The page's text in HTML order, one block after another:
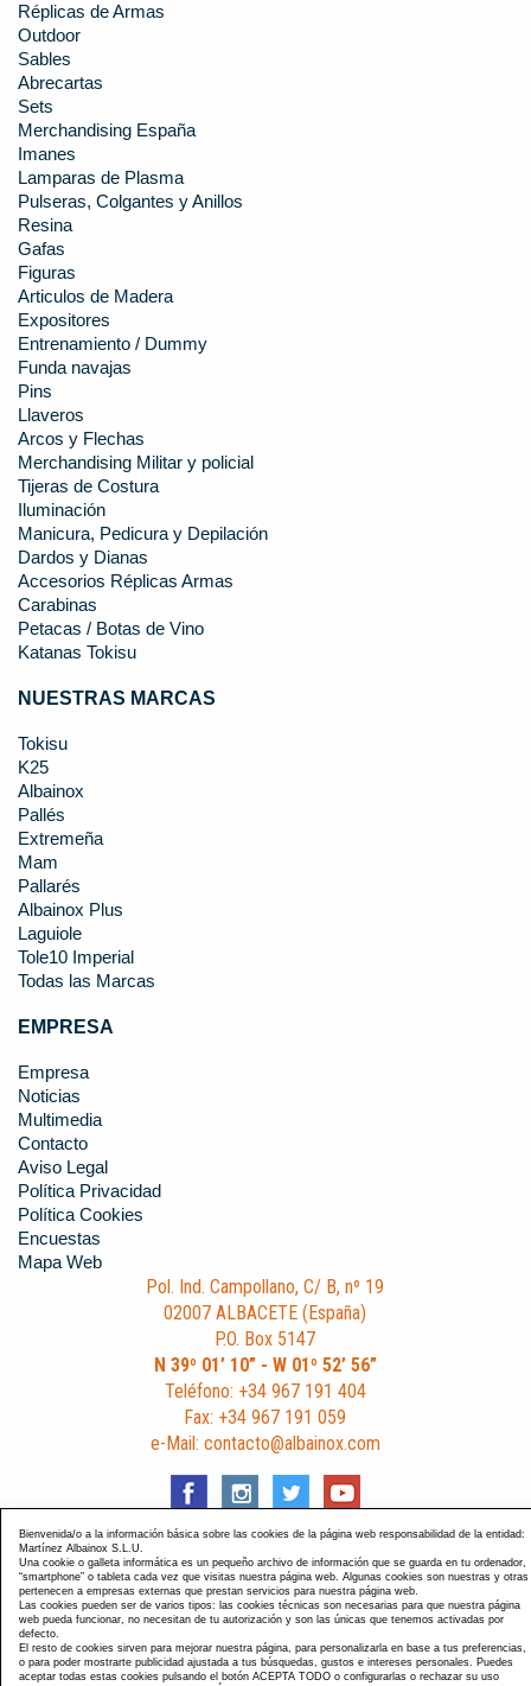
Réplicas de Armas
Outdoor
Sables
Abrecartas
Sets
Merchandising España
Imanes
Lamparas de Plasma
Pulseras, Colgantes y Anillos
Resina
Gafas
Figuras
Articulos de Madera
Expositores
Entrenamiento / Dummy
Funda navajas
Pins
Llaveros
Arcos y Flechas
Merchandising Militar y policial
Tijeras de Costura
Iluminación
Manicura, Pedicura y Depilación
Dardos y Dianas
Accesorios Réplicas Armas
Carabinas
Petacas / Botas de Vino
Katanas Tokisu
NUESTRAS MARCAS
Tokisu
K25
Albainox
Pallés
Extremeña
Mam
Pallarés
Albainox Plus
Laguiole
Tole10 Imperial
Todas las Marcas
EMPRESA
Empresa
Noticias
Multimedia
Contacto
Aviso Legal
Política Privacidad
Política Cookies
Encuestas
Mapa Web
Pol. Ind. Campollano, C/ B, nº 19
02007 ALBACETE (España)
P.O. Box 5147
N 39º 01’ 10” - W 01º 52’ 56”
Teléfono: +34 967 191 404
Fax: +34 967 191 059
e-Mail: contacto@albainox.com
Diseño y Desarrollo web Im3diA comunicación. Esta página
está optimizada para navegadores Chrome, Internet Explorer
9 y Firefox 4.0.
Bienvenida/o a la información básica sobre las cookies de la página web responsabilidad de la entidad:
Martínez Albainox S.L.U.
Una cookie o galleta informática es un pequeño archivo de información que se guarda en tu ordenador,
“smartphone” o tableta cada vez que visitas nuestra página web. Algunas cookies son nuestras y otras
pertenecen a empresas externas que prestan servicios para nuestra página web.
Las cookies pueden ser de varios tipos: las cookies técnicas son necesarias para que nuestra página
web pueda funcionar, no necesitan de tu autorización y son las únicas que tenemos activadas por
defecto.
El resto de cookies sirven para mejorar nuestra página, para personalizarla en base a tus preferencias,
o para poder mostrarte publicidad ajustada a tus búsquedas, gustos e intereses personales. Puedes
aceptar todas estas cookies pulsando el botón ACEPTA TODO o configurarlas o rechazar su uso